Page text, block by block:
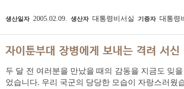
생산일자 2005.02.09. 생산자 대통령비서실 기증자 대통령
자이툰부대 장병에게 보내는 격려 서신
두 달 전 여러분을 만났을 때의 감동을 지금도 잊
었습니다. 우리 국군의 당당한 모습이 자랑스러웠